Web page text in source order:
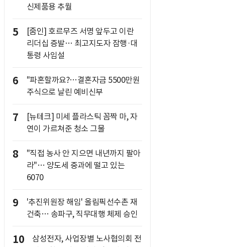
신제품용 추월
5
[줌인] 호르무즈 서명 앞두고 이란
리더십 증발… 최고지도자 잠행·대
통령 사임설
6
"파혼할까요?…결혼자금 5500만원
주식으로 날린 예비신부
7
[뉴테크] 미세 플라스틱 꼼짝 마, 자
연이 가르쳐준 청소 그물
8
"직접 농사 안 지으면 내년까지 팔아
라"… 양도세 중과에 떨고 있는
6070
9
'추진위원장 해임' 올림픽선수촌 재
건축… 송파구, 직무대행 체제 승인
10
삼성전자, 사업장별 노사협의회 전